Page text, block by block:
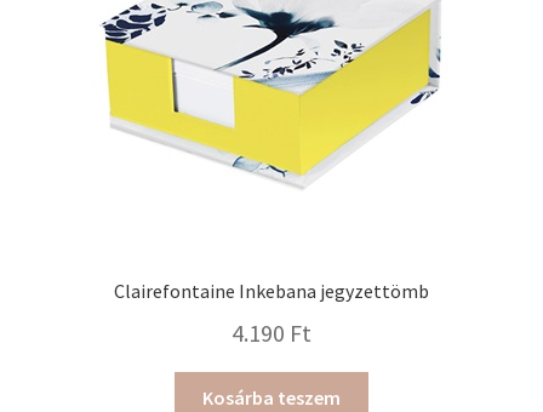
Clairefontaine Inkebana jegyzettömb
4.190 Ft
Kosárba teszem